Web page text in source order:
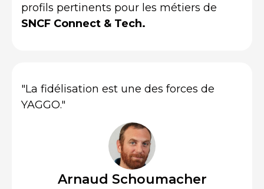
profils pertinents pour les métiers de
SNCF Connect & Tech.
"La fidélisation est une des forces de
YAGGO."
Arnaud Schoumacher